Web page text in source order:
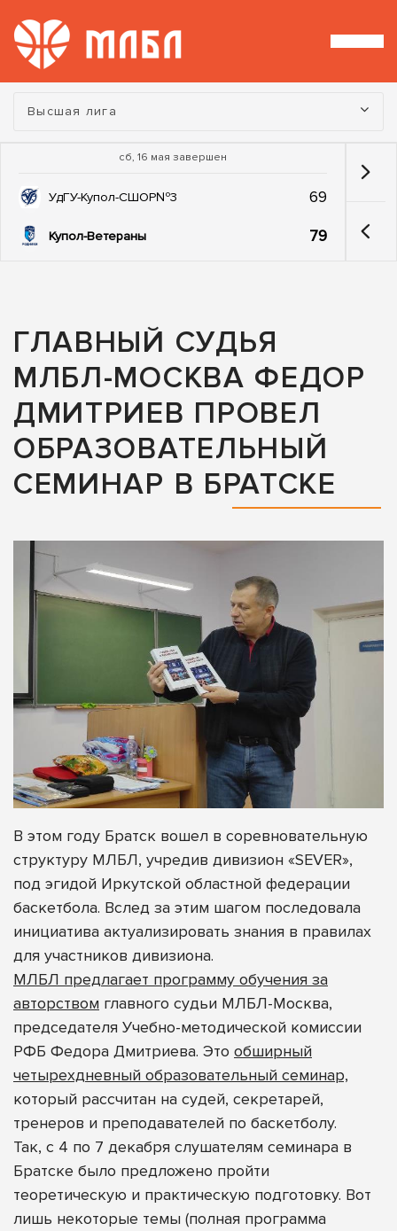
Турнир:
Высшая лига
сб, 16 мая завершен
УдГУ-Купол-СШОР№3 69
Купол-Ветераны 79
ГЛАВНЫЙ СУДЬЯ
МЛБЛ-МОСКВА ФЕДОР
ДМИТРИЕВ ПРОВЕЛ
ОБРАЗОВАТЕЛЬНЫЙ
СЕМИНАР В БРАТСКЕ
В этом году Братск вошел в соревновательную
структуру МЛБЛ, учредив дивизион «SEVER»,
под эгидой Иркутской областной федерации
баскетбола. Вслед за этим шагом последовала
инициатива актуализировать знания в правилах
для участников дивизиона.
МЛБЛ предлагает программу обучения за
авторством главного судьи МЛБЛ-Москва,
председателя Учебно-методической комиссии
РФБ Федора Дмитриева. Это обширный
четырехдневный образовательный семинар,
который рассчитан на судей, секретарей,
тренеров и преподавателей по баскетболу.
Так, с 4 по 7 декабря слушателям семинара в
Братске было предложено пройти
теоретическую и практическую подготовку. Вот
лишь некоторые темы (полная программа